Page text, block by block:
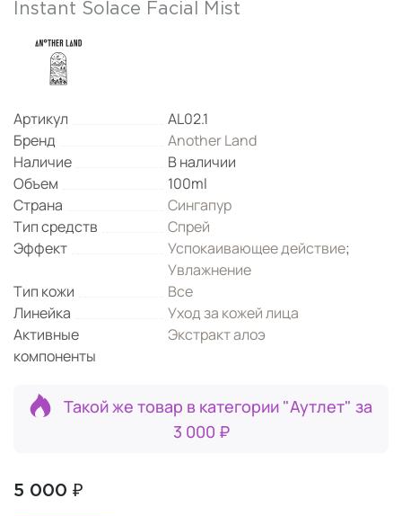
Instant Solace Facial Mist
Артикул
AL02.1
Бренд
Another Land
Наличие
В наличии
Объем
100ml
Страна
Сингапур
Тип средств
Спрей
Эффект
Успокаивающее действие;
Увлажнение
Тип кожи
Все
Линейка
Уход за кожей лица
Активные
компоненты
Экстракт алоэ
Такой же товар в категории "Аутлет" за
3 000 ₽
5 000 ₽